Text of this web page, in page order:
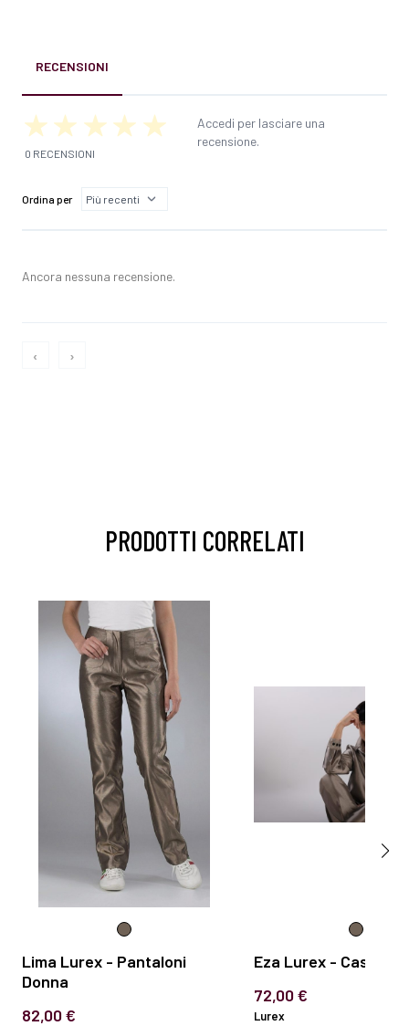
RECENSIONI
0 RECENSIONI
Accedi per lasciare una
recensione.
Ordina per
Ancora nessuna recensione.
‹ ›
PRODOTTI CORRELATI
Lima Lurex - Pantaloni
Donna
82,00 €
Eza Lurex - Casacca
72,00 €
Lurex